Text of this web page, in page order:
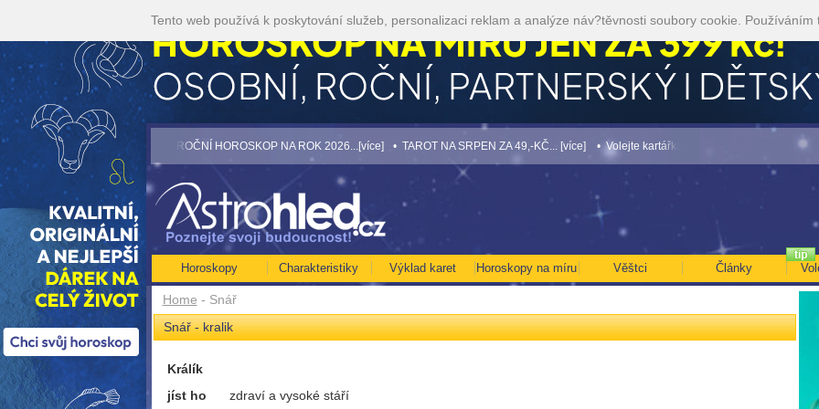
Home - Snář
Snář - kralik
Králík
jíst ho
zdraví a vysoké stáří
Horoskopy Charakteristiky Výklad karet Horoskopy na míru Věštci Články
min! [více] • NEJVĚTŠÍ ROČNÍ HOROSKOP NA ROK 2026...[více] • TAROT NA SRPEN ZA 49,-KČ... [více] • Volejte kartářkám levněji a využijte akci 35kč/min!
Tento web používá k poskytování služeb, personalizaci reklam a analýze náv?těvnosti soubory cookie. Používáním